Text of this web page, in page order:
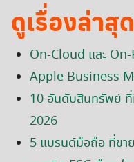
ดูเรื่องล่าสุด
On-Cloud และ
Apple Business
10 อันดับสินทรัพย์ ที่
2026
5 แบรนด์มือถือ ที่ขา